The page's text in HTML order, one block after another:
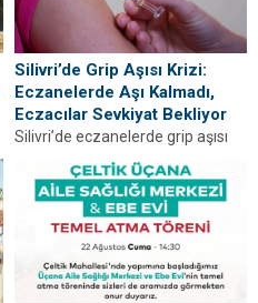
başlatıldı.
Silivri’de Grip Aşısı Krizi:
Eczanelerde Aşı Kalmadı,
Eczacılar Sevkiyat Bekliyor
Silivri’de eczanelerde grip aşısı
kalmadı. Eczacılar, talep artışına
rağmen sevkiyat yapılmadığını
belirterek Sağlık Bakanlığı’ndan